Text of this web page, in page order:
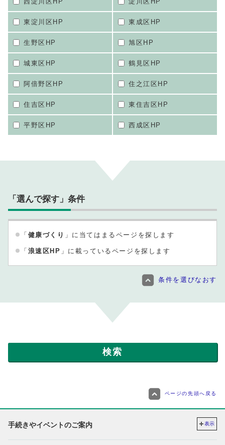
東淀川区HP 東成区HP
生野区HP 旭区HP
城東区HP 鶴見区HP
阿倍野区HP 住之江区HP
住吉区HP 東住吉区HP
平野区HP 西成区HP
「選んで探す」条件
「 健康づくり 」に当てはまるページを探します
「 浪速区HP 」に載っているページを探します
条件を選びなおす
ページの先頭へ戻る
手続きやイベントのご案内 表示